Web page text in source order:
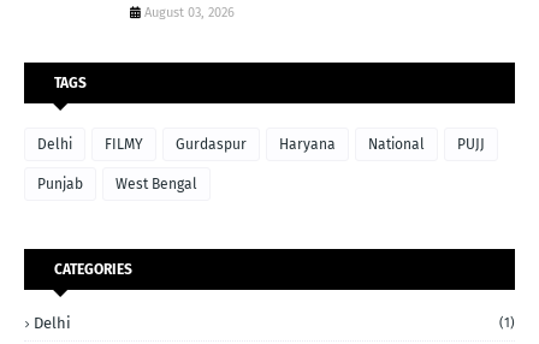
August 03, 2026
TAGS
Delhi FILMY Gurdaspur Haryana National PUJJ
Punjab West Bengal
CATEGORIES
Delhi (1)